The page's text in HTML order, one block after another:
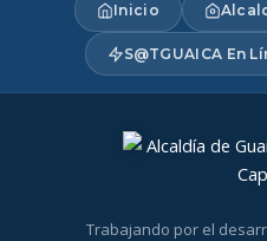
Inicio
S@TGUAICA En
Trabajando por el